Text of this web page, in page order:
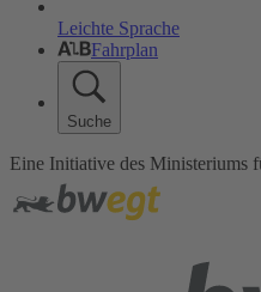
Leichte Sprache
Fahrplan
Suche
Eine Initiative des Ministeriums